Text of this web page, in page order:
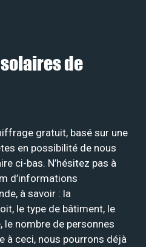
de
gratuit, basé sur une
en possibilité de nous
ci-bas. N’hésitez pas à
d’informations
à savoir : la
le type de bâtiment, le
le nombre de personnes
à ceci, nous pourrons déjà